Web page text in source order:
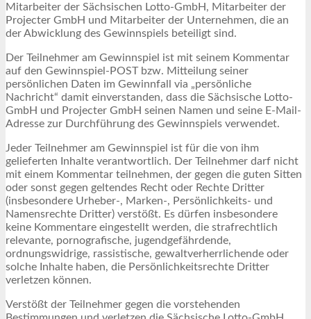
Mitarbeiter der Sächsischen Lotto-GmbH, Mitarbeiter der
Projecter GmbH und Mitarbeiter der Unternehmen, die an
der Abwicklung des Gewinnspiels beteiligt sind.
Der Teilnehmer am Gewinnspiel ist mit seinem Kommentar
auf den Gewinnspiel-POST bzw. Mitteilung seiner
persönlichen Daten im Gewinnfall via „persönliche
Nachricht“ damit einverstanden, dass die Sächsische Lotto-
GmbH und Projecter GmbH seinen Namen und seine E-Mail-
Adresse zur Durchführung des Gewinnspiels verwendet.
Jeder Teilnehmer am Gewinnspiel ist für die von ihm
gelieferten Inhalte verantwortlich. Der Teilnehmer darf nicht
mit einem Kommentar teilnehmen, der gegen die guten Sitten
oder sonst gegen geltendes Recht oder Rechte Dritter
(insbesondere Urheber-, Marken-, Persönlichkeits- und
Namensrechte Dritter) verstößt. Es dürfen insbesondere
keine Kommentare eingestellt werden, die strafrechtlich
relevante, pornografische, jugendgefährdende,
ordnungswidrige, rassistische, gewaltverherrlichende oder
solche Inhalte haben, die Persönlichkeitsrechte Dritter
verletzen können.
Verstößt der Teilnehmer gegen die vorstehenden